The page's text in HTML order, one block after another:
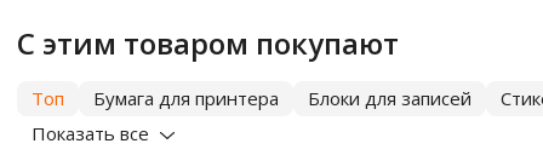
С этим товаром покупают
Топ Бумага для принтера Блоки для записей
Показать все